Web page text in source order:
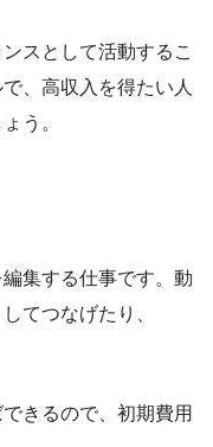
スとして活動するこ
、高収入を得たい人
う。
集する仕事です。動
てつなげたり、
きるので、初期費用